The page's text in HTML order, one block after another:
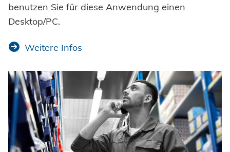
benutzen Sie für diese Anwendung einen
Desktop/PC.
Weitere Infos